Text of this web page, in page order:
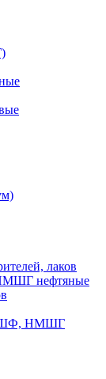
лаков
нефтяные
НМШГ